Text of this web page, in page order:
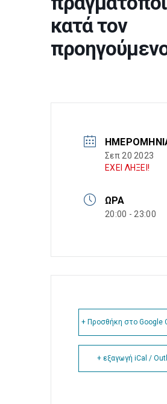
κατά τον
Σεπ 20 2023
ΕΧΕΙ ΛΗΞΕΙ!
ΏΡΑ
20:00 - 23:00
+ Προσθήκη στο Google
+ εξαγωγή iCal /